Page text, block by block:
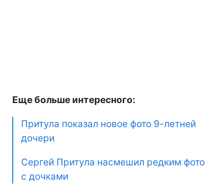
Еще больше интересного:
Притула показал новое фото 9-летней
дочери
Сергей Притула насмешил редким фото
с дочками